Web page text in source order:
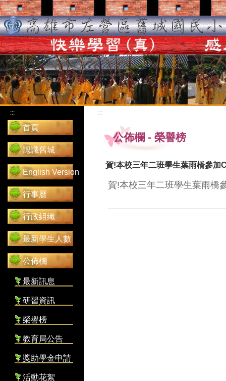
:::
首頁
認識舊城
English Version
行事曆
行政組織
最新學生人數
公佈欄
最新訊息
研習資訊
榮譽榜
教育局公告
獎助學金申請
活動花絮
:::
公佈欄 - 榮譽榜
賀!本校三年二班學生葉雨橋參
賀!本校三年二班學生葉雨橋